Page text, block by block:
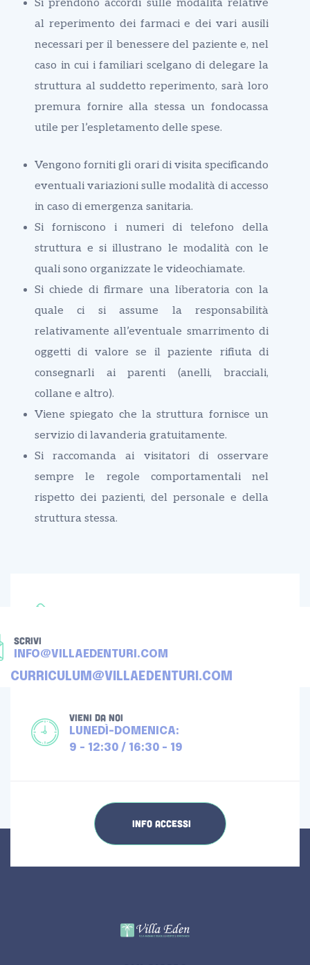
Si prendono accordi sulle modalità relative
al reperimento dei farmaci e dei vari ausili
necessari per il benessere del paziente e, nel
caso in cui i familiari scelgano di delegare la
struttura al suddetto reperimento, sarà loro
premura fornire alla stessa un fondocassa
utile per l’espletamento delle spese.
Vengono forniti gli orari di visita specificando
eventuali variazioni sulle modalità di accesso
in caso di emergenza sanitaria.
Si forniscono i numeri di telefono della
struttura e si illustrano le modalità con le
quali sono organizzate le videochiamate.
Si chiede di firmare una liberatoria con la
quale ci si assume la responsabilità
relativamente all’eventuale smarrimento di
oggetti di valore se il paziente rifiuta di
consegnarli ai parenti (anelli, bracciali,
collane e altro).
Viene spiegato che la struttura fornisce un
servizio di lavanderia gratuitamente.
Si raccomanda ai visitatori di osservare
sempre le regole comportamentali nel
rispetto dei pazienti, del personale e della
struttura stessa.
SCRIVI
INFO@VILLAEDENTURI.COM
CURRICULUM@VILLAEDENTURI.COM
VIENI DA NOI
LUNEDÌ-DOMENICA:
9 - 12:30 / 16:30 - 19
INFO ACCESSI